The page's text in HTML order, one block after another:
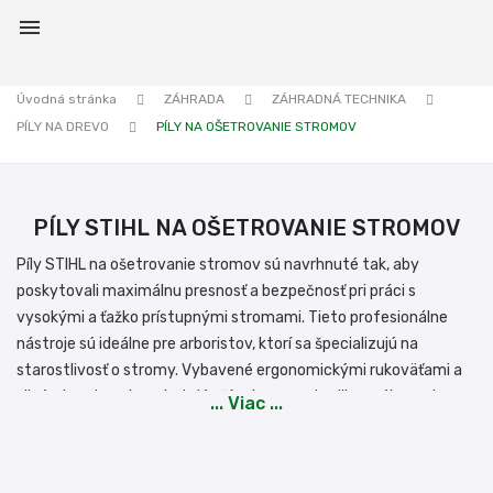

Úvodná stránka ZÁHRADA
ZÁHRADNÁ TECHNIKA
PÍLY NA DREVO
PÍLY NA OŠETROVANIE STROMOV
PÍLY STIHL NA OŠETROVANIE STROMOV
Píly STIHL na ošetrovanie stromov sú navrhnuté tak, aby
poskytovali maximálnu presnosť a bezpečnosť pri práci s
vysokými a ťažko prístupnými stromami. Tieto profesionálne
nástroje sú ideálne pre arboristov, ktorí sa špecializujú na
starostlivosť o stromy. Vybavené ergonomickými rukoväťami a
silnými motormi, poskytujú užívateľom pohodlie a výkon pri
... Viac ...